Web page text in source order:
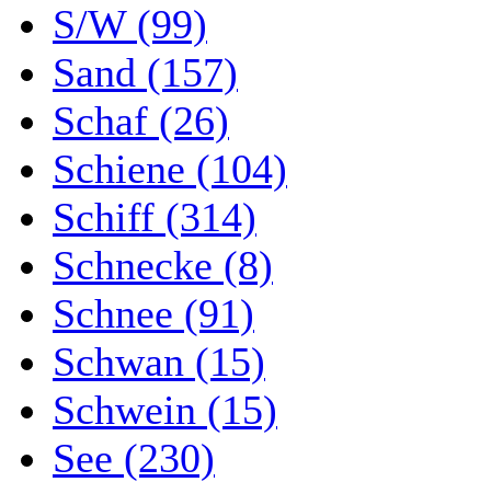
S/W (99)
Sand (157)
Schaf (26)
Schiene (104)
Schiff (314)
Schnecke (8)
Schnee (91)
Schwan (15)
Schwein (15)
See (230)